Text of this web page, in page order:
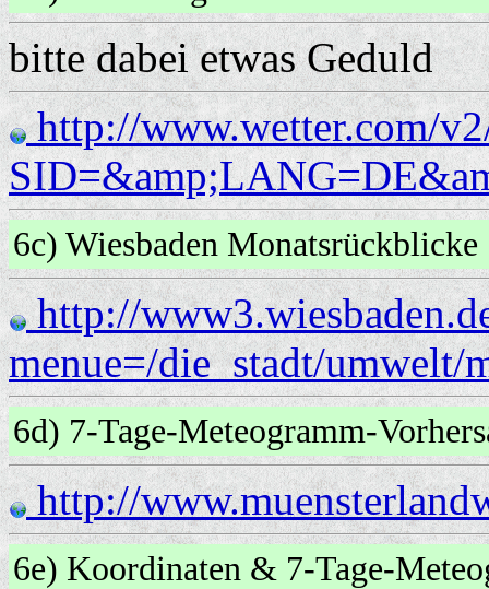
bitte dabei etwas Geduld
http://www.wetter.com/
6c) Wiesbaden
http://
menue=/die_stadt/
6d) 7-Tage-Meteogramm-
http://
6e) Koordinaten & 7-Tage-